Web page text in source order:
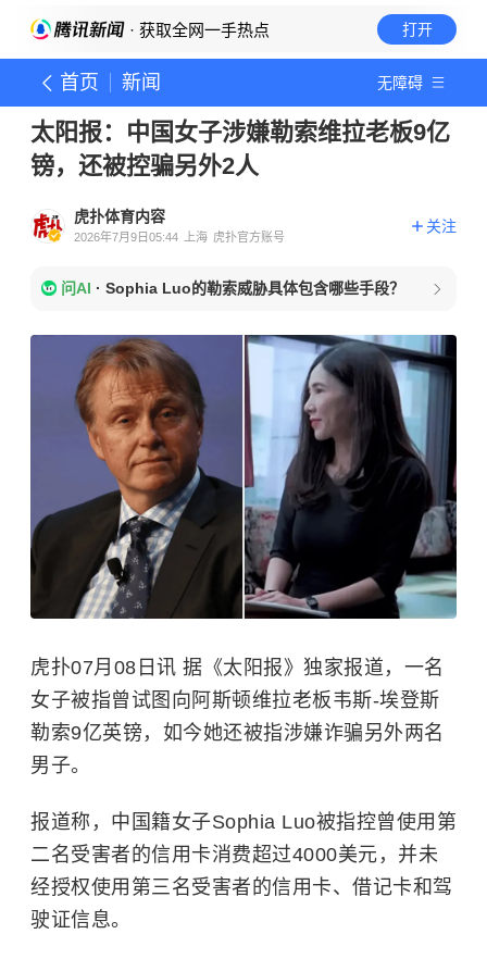
· 获取全网一手热点 打开
首页 新闻 无障碍
太阳报：中国女子涉嫌勒索维拉老板9亿
镑，还被控骗另外2人
虎扑体育内容
2026年7月9日05:44 上海 虎扑官方账号
关注
问AI · Sophia Luo的勒索威胁具体包含哪些手段？
虎扑07月08日讯 据《太阳报》独家报道，一名
女子被指曾试图向阿斯顿维拉老板韦斯-埃登斯
勒索9亿英镑，如今她还被指涉嫌诈骗另外两名
男子。
报道称，中国籍女子Sophia Luo被指控曾使用第
二名受害者的信用卡消费超过4000美元，并未
经授权使用第三名受害者的信用卡、借记卡和驾
驶证信息。